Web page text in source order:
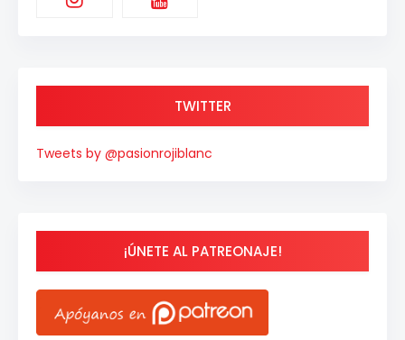
TWITTER
Tweets by @pasionrojiblanc
¡ÚNETE AL PATREONAJE!